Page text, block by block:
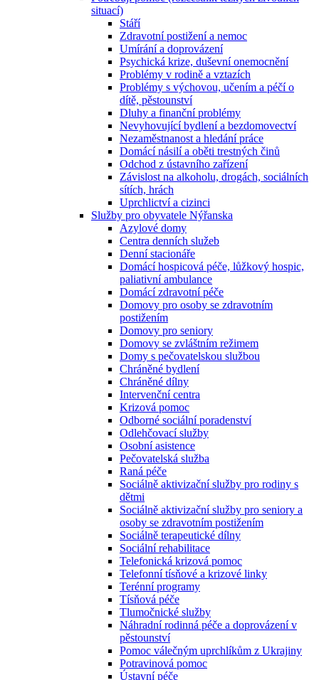
situací)
Stáří
Zdravotní postižení a nemoc
Umírání a doprovázení
Psychická krize, duševní onemocnění
Problémy v rodině a vztazích
Problémy s výchovou, učením a péčí o
dítě, pěstounství
Dluhy a finanční problémy
Nevyhovující bydlení a bezdomovectví
Nezaměstnanost a hledání práce
Domácí násilí a oběti trestných činů
Odchod z ústavního zařízení
Závislost na alkoholu, drogách, sociálních
sítích, hrách
Uprchlictví a cizinci
Služby pro obyvatele Nýřanska
Azylové domy
Centra denních služeb
Denní stacionáře
Domácí hospicová péče, lůžkový hospic,
paliativní ambulance
Domácí zdravotní péče
Domovy pro osoby se zdravotním
postižením
Domovy pro seniory
Domovy se zvláštním režimem
Domy s pečovatelskou službou
Chráněné bydlení
Chráněné dílny
Intervenční centra
Krizová pomoc
Odborné sociální poradenství
Odlehčovací služby
Osobní asistence
Pečovatelská služba
Raná péče
Sociálně aktivizační služby pro rodiny s
dětmi
Sociálně aktivizační služby pro seniory a
osoby se zdravotním postižením
Sociálně terapeutické dílny
Sociální rehabilitace
Telefonická krizová pomoc
Telefonní tísňové a krizové linky
Terénní programy
Tísňová péče
Tlumočnické služby
Náhradní rodinná péče a doprovázení v
pěstounství
Pomoc válečným uprchlíkům z Ukrajiny
Potravinová pomoc
Ústavní péče